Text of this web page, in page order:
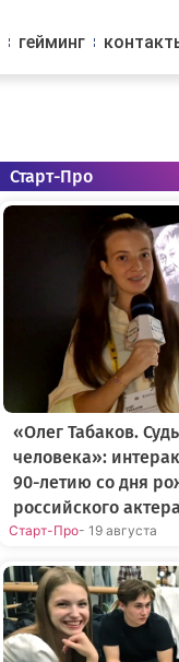
гейминг
Старт-Про
«Олег Табаков.
человека»:
90-летию со дня
российского
Старт-Про- 19 августа